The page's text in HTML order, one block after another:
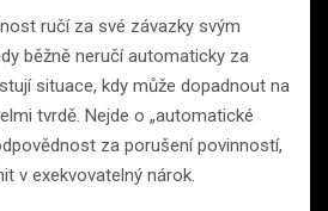
ručí za své závazky svým
běžně neručí automaticky za
situace, kdy může dopadnout na
tvrdě. Nejde o „automatické
za porušení povinností,
v exekvovatelný nárok.